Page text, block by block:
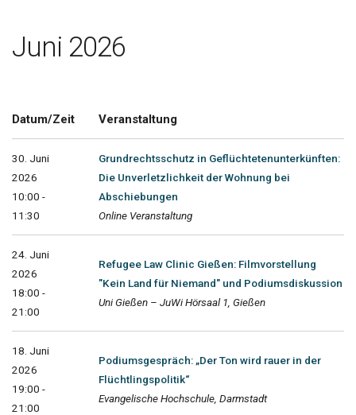
Juni 2026
Datum/Zeit Veranstaltung
30. Juni
2026
10:00 -
11:30
Grundrechtsschutz in Geflüchtetenunterkünften:
Die Unverletzlichkeit der Wohnung bei
Abschiebungen
Online Veranstaltung
24. Juni
2026
18:00 -
21:00
Refugee Law Clinic Gießen: Filmvorstellung
"Kein Land für Niemand" und Podiumsdiskussion
Uni Gießen – JuWi Hörsaal 1, Gießen
18. Juni
2026
19:00 -
21:00
Podiumsgespräch: „Der Ton wird rauer in der
Flüchtlingspolitik“
Evangelische Hochschule, Darmstadt